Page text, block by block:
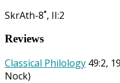
SkrAth-8˚, II:2
Reviews
Classical Philology 49:2,
Nock)